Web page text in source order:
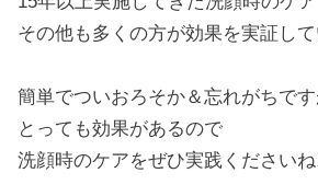
その他も多くの方が効果を実証して
簡単でついおろそか＆忘れがちで
とっても効果があるので
洗顔時のケアをぜひ実践くださいね